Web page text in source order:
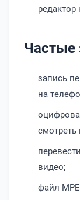
редактор
Частые
запись
на
смотреть
видео;
файл